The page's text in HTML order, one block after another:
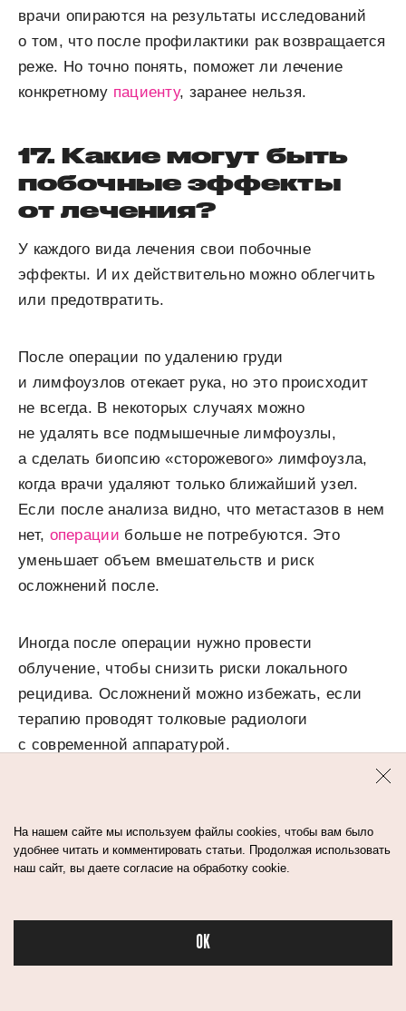
Бьюти в спорте
врачи опираются на результаты исследований
о том, что после профилактики рак возвращается
реже. Но точно понять, поможет ли лечение
конкретному пациенту, заранее нельзя.
17. Какие могут быть
побочные эффекты
от лечения?
У каждого вида лечения свои побочные
эффекты. И их действительно можно облегчить
или предотвратить.
После операции по удалению груди
и лимфоузлов отекает рука, но это происходит
не всегда. В некоторых случаях можно
не удалять все подмышечные лимфоузлы,
а сделать биопсию «сторожевого» лимфоузла,
когда врачи удаляют только ближайший узел.
Если после анализа видно, что метастазов в нем
нет, операции больше не потребуются. Это
уменьшает объем вмешательств и риск
осложнений после.
Иногда после операции нужно провести
облучение, чтобы снизить риски локального
рецидива. Осложнений можно избежать, если
терапию проводят толковые радиологи
с современной аппаратурой.
и для разных случаев отличается. Это не только
химиотерапия, но и эндокринотерапия, когда
принимаются специальные лекарства против
на определенный элемент опухоли.
На нашем сайте мы используем файлы cookies, чтобы вам было
удобнее читать и комментировать статьи. Продолжая использовать
наш сайт, вы даете согласие на обработку cookie.
OK